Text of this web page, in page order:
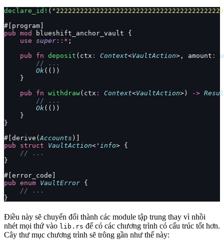
declare_id! (
#[program]
pub mod
blueshift_anchor_vault {
    use
super ::* ;
    pub
fn deposit (ctx : Context<VaultAction>, amount :
        // ...
        Ok
(())
    }
    pub
fn withdraw(ctx : Context<VaultAction>) ->
        // ...
        Ok
(())
    }
}
#[derive( Accounts )]
pub struct VaultAction<' info> {
    // ...
}
#[error_code]
pub enum VaultError {
    // ...
}
Điều này sẽ chuyển đổi thành các module tập trung thay vì nhồi
nhét mọi thứ vào lib.rs để có các chương trình có cấu trúc tốt hơn.
Cây thư mục chương trình sẽ trông gần như thế này: